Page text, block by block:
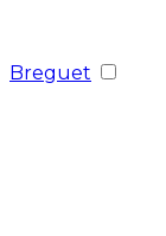
Breguet